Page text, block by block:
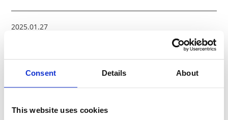
Consent Details About
This website uses cookies
2025.01.27
本日、東京証券取引所にて代表取締役の異動に関するお知らせ